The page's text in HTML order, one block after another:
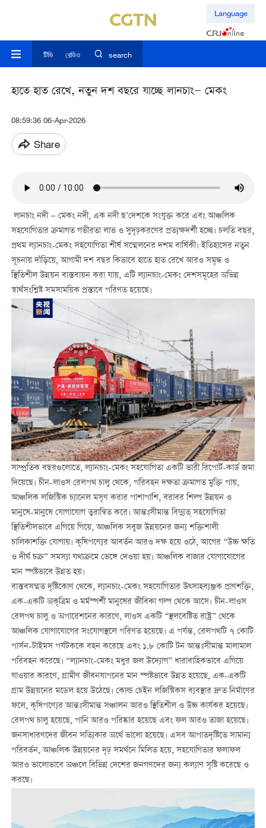
Language
টিভি রেডিও search
হাতে হাত রেখে, নতুন দশ বছরে যাচ্ছে লানচাং— মেকং
08:59:36 06-Apr-2026
Share
লানচাং নদী — মেকং নদী, এক নদী ছ’দেশকে সংযুক্ত করে এবং আঞ্চলিক
সহযোগিতার ক্রমাগত গভীরতা লাভ ও সুদৃঢ়করণের প্রত্যক্ষদর্শী হচ্ছে। চলতি বছর,
প্রথম ল্যানচাং-মেকং সহযোগিতা শীর্ষ সম্মেলনের দশম বার্ষিকী। ইতিহাসের নতুন
সূচনায় দাঁড়িয়ে, আগামী দশ বছর কিভাবে হাতে হাত রেখে আরও সমৃদ্ধ ও
স্থিতিশীল উন্নয়ন বাস্তবায়ন করা যায়, এটি ল্যানচাং-মেকং দেশসমূহের অভিন্ন
স্বার্থসংশ্লিষ্ট সমসাময়িক প্রস্তাবে পরিণত হয়েছে।
সাম্প্রতিক বছরগুলোতে, ল্যানচাং-মেকং সহযোগিতা একটি ভারী রিপোর্ট-কার্ড জমা
দিয়েছে। চীন-লাওস রেলপথ চালু থেকে, পরিবহন দক্ষতা ক্রমাগত মুক্তি পায়,
আঞ্চলিক লজিস্টিক চ্যানেল মসৃণ করার পাশাপাশি, বরাবর শিল্প উন্নয়ন ও
মানুষে-মানুষে যোগাযোগ ত্বরান্বিত করে। আন্তঃসীমান্ত বিদ্যুত্ সহযোগিতা
স্থিতিশীলভাবে এগিয়ে গিয়ে, আঞ্চলিক সবুজ উন্নয়নের জন্য শক্তিশালী
চালিকাশক্তি যোগায়। কৃষিপণ্যের আবর্তন আরও দক্ষ হয়ে ওঠে, আগের “উচ্চ ক্ষতি
ও দীর্ঘ চক্র” সমস্যা যথাক্রমে ভেঙ্গে দেওয়া হয়। আঞ্চলিক বাজার যোগাযোগের
মান স্পষ্টভাবে উন্নত হয়।
বাস্তবসম্মত দৃষ্টিকোণ থেকে, ল্যানচাং-মেকং সহযোগিতার উত্সাহব্যঞ্জক প্রাণশক্তি,
এক-একটি অকৃত্রিম ও মর্মস্পর্শী মানুষের জীবিকা গল্প থেকে আসে। চীন-লাওস
রেলপথ চালু ও অপারেশনের কারণে, লাওস একটি “স্থলবেষ্টিত রাষ্ট্র” থেকে
আঞ্চলিক যোগাযোগের সংযোগস্থলে পরিণত হয়েছে। এ পর্যন্ত, রেলপথটি ৭ কোটি
পার্সন-টাইমস পর্যটককে বহন করেছে এবং ১.৮ কোটি টন আন্তঃসীমান্ত মালামাল
পরিবহন করেছে। “ল্যানচাং-মেকং মধুর জল উদ্যোগ” ধারাবাহিকভাবে এগিয়ে
যাওয়ার কারণে, গ্রামীণ জীবনযাপনের মান স্পষ্টভাবে উন্নত হয়েছে, এক-একটি
গ্রাম উন্নয়নের মডেল হয়ে উঠেছে। কোল্ড চেইন লজিস্টিকস ব্যবস্থার দ্রুত নির্মাণের
ফলে, কৃষিপণ্যের আন্তঃসীমান্ত সঞ্চালন আরও স্থিতিশীল ও উচ্চ কার্যকর হয়েছে।
রেলপথ চালু হয়েছে, পানি আরও পরিষ্কার হয়েছে এবং ফল আরও তাজা হয়েছে।
জনসাধারণদের জীবন সত্যিকার অর্থে ভালো হয়েছে। এসব আপাতদৃষ্টিতে সামান্য
পরিবর্তন, আঞ্চলিক উন্নয়নের দৃঢ় সমর্থনে মিলিত হয়ে, সহযোগিতার ফলাফল
আরও ভালোভাবে অঞ্চলে বিভিন্ন দেশের জনগণদের জন্য কল্যাণ সৃষ্টি করেছে ও
করছে।